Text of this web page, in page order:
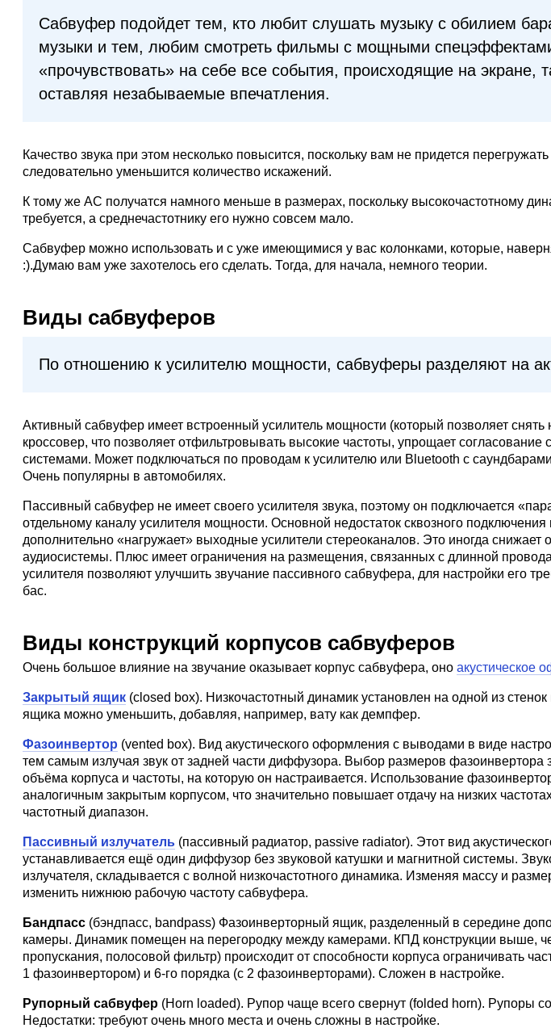
Сабвуфер подойдет тем, кто любит слушать музыку с обилием
музыки и тем, любим смотреть фильмы с мощными
«прочувствовать» на себе все события, происходящие на экране,
оставляя незабываемые впечатления.
Качество звука при этом несколько повысится, поскольку вам не придется
следовательно уменьшится количество искажений.
К тому же АС получатся намного меньше в размерах, поскольку высокочастотному
требуется, а среднечастотнику его нужно совсем мало.
Сабвуфер можно использовать и с уже имеющимися у вас колонками, которые,
:).Думаю вам уже захотелось его сделать. Тогда, для начала, немного теории.
Виды сабвуферов
По отношению к усилителю мощности, сабвуферы разделяют на
Активный сабвуфер имеет встроенный усилитель мощности (который позволяет снять
кроссовер, что позволяет отфильтровывать высокие частоты, упрощает
системами. Может подключаться по проводам к усилителю или Bluetooth с
Очень популярны в автомобилях.
Пассивный сабвуфер не имеет своего усилителя звука, поэтому он подключается
отдельному каналу усилителя мощности. Основной недостаток сквозного
дополнительно «нагружает» выходные усилители стереоканалов. Это иногда снижает
аудиосистемы. Плюс имеет ограничения на размещения, связанных с длинной
усилителя позволяют улучшить звучание пассивного сабвуфера, для настройки его
бас.
Виды конструкций корпусов сабвуферов
Очень большое влияние на звучание оказывает корпус сабвуфера, оно акустическое
Закрытый ящик (closed box). Низкочастотный динамик установлен на одной из
ящика можно уменьшить, добавляя, например, вату как демпфер.
Фазоинвертор (vented box). Вид акустического оформления с выводами в виде
тем самым излучая звук от задней части диффузора. Выбор размеров фазоинвертора
объёма корпуса и частоты, на которую он настраивается. Использование
аналогичным закрытым корпусом, что значительно повышает отдачу на низких
частотный диапазон.
Пассивный излучатель (пассивный радиатор, passive radiator). Этот вид
устанавливается ещё один диффузор без звуковой катушки и магнитной системы.
излучателя, складывается с волной низкочастотного динамика. Изменяя массу и
изменить нижнюю рабочую частоту сабвуфера.
Бандпасс (бэндпасс, bandpass) Фазоинверторный ящик, разделенный в середине
камеры. Динамик помещен на перегородку между камерами. КПД конструкции выше,
пропускания, полосовой фильтр) происходит от способности корпуса ограничивать
1 фазоинвертором) и 6-го порядка (с 2 фазоинверторами). Сложен в настройке.
Рупорный сабвуфер (Horn loaded). Рупор чаще всего свернут (folded horn). Рупоры
Недостатки: требуют очень много места и очень сложны в настройке.